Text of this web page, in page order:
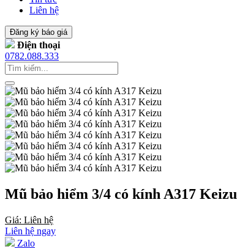
Liên hệ
Đăng ký báo giá
Điện thoại
0782.088.333
Mũ bảo hiểm 3/4 có kính A317 Keizu
Giá: Liên hệ
Liên hệ ngay
Zalo